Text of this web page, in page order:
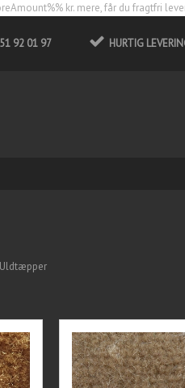
kr. mere, får du fragtfri
51 92 01 97 HURTIG
Uldtæpper